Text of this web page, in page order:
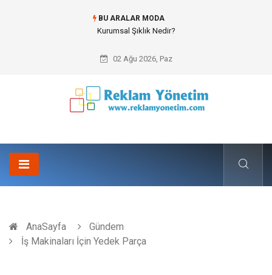
BU ARALAR MODA
Kurumsal Şıklık Nedir?
02 Ağu 2026, Paz
AnaSayfa
Gündem
İş Makinaları İçin Yedek Parça